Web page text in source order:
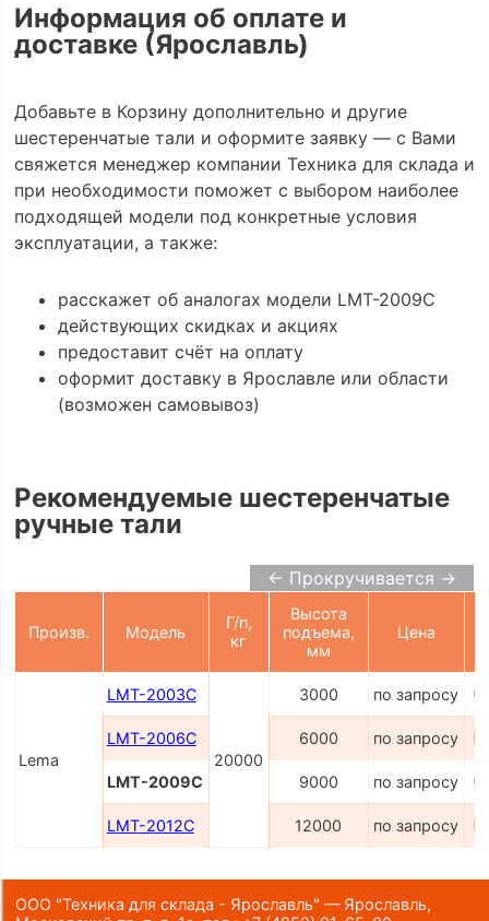
Информация об оплате и
доставке (Ярославль)
Добавьте в Корзину дополнительно и другие
шестеренчатые тали и оформите заявку — с Вами
свяжется менеджер компании Техника для склада и
при необходимости поможет с выбором наиболее
подходящей модели под конкретные условия
эксплуатации, а также:
расскажет об аналогах модели LMT-2009C
действующих скидках и акциях
предоставит счёт на оплату
оформит доставку в Ярославле или области
(возможен самовывоз)
Рекомендуемые шестеренчатые
ручные тали
← Прокручивается →
Произв. Модель
Г/п,
кг
Высота
подъема,
мм
Цена
Lema
LMT-2003C
20000
3000 по запросу
LMT-2006C 6000 по запросу
LMT-2009C 9000 по запросу
LMT-2012C 12000 по запросу
ООО "Техника для склада - Ярославль" — Ярославль,